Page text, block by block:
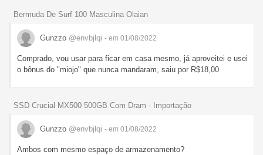
Bermuda De Surf 100 Masculina Olaian
Gunzzo @envbjlqi - em 01/08/2022
Comprado, vou usar para ficar em casa mesmo, já aproveitei e usei
o bônus do "miojo" que nunca mandaram, saiu por R$18,00
SSD Crucial MX500 500GB Com Dram - Importação
Gunzzo @envbjlqi - em 01/08/2022
Ambos com mesmo espaço de armazenamento?